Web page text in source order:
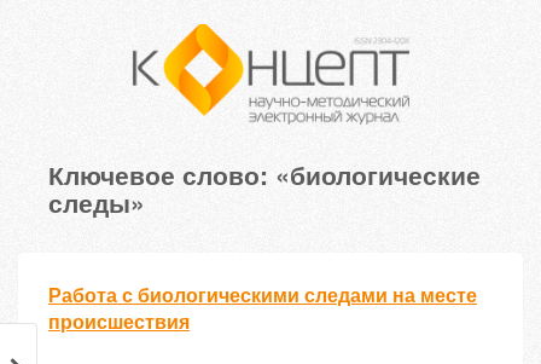
Ключевое слово: «биологические
следы»
Работа с биологическими следами на месте
происшествия